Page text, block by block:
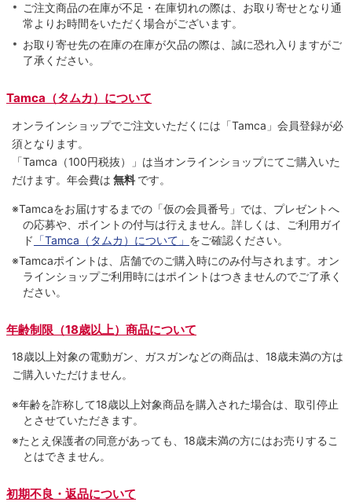
ご注文商品の在庫が不足・在庫切れの際は、お取り寄せとなり通
常よりお時間をいただく場合がございます。
お取り寄せ先の在庫の在庫が欠品の際は、誠に恐れ入りますがご
了承ください。
Tamca（タムカ）について
オンラインショップでご注⽂いただくには「Tamca」会員登録が必
須となります。
「Tamca （100円税抜）
」は当オンラインショップにてご購⼊いた
だけます。 年会費は 無料 です。
※Tamcaをお届けするまでの「仮の会員番号」では、プレゼントへ
の応募や、ポイントの付与は⾏えません。詳しくは、ご利⽤ガイ
ド 「Tamca（タムカ）について」 をご確認ください。
※Tamcaポイントは、店舗でのご購⼊時にのみ付与されます。オン
ラインショップご利用時にはポイントはつきませんのでご了承く
ださい。
年齢制限（18歳以上）商品について
18歳以上対象の電動ガン、ガスガンなどの商品は、18歳未満の方は
ご購入いただけません。
※年齢を詐称して18歳以上対象商品を購入された場合は、取引停止
とさせていただきます。
※たとえ保護者の同意があっても、18歳未満の方にはお売りするこ
とはできません。
初期不良・返品について